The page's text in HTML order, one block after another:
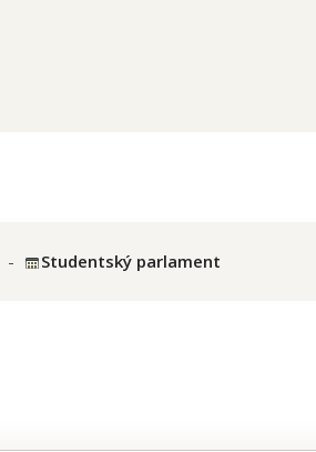
- Studentský parlament